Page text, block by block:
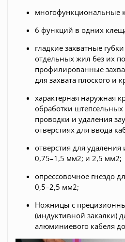
многофункциональные
6 функций в одних
гладкие захватные
отдельных жил без их
профилированные
для захвата плоского и
характерная наружная
обработки штепсельных
проводки и удаления
отверстиях для ввода
отверстия для
0,75–1,5 мм2; и 2,5 мм2;
опрессовочное гнездо
0,5–2,5 мм2;
Ножницы с
(индуктивной закалки)
алюминиевого кабеля